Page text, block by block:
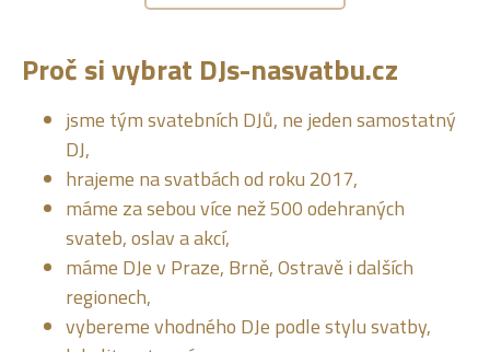
Proč si vybrat DJs-nasvatbu.cz
jsme tým svatebních DJů, ne jeden samostatný
DJ,
hrajeme na svatbách od roku 2017,
máme za sebou více než 500 odehraných
svateb, oslav a akcí,
máme DJe v Praze, Brně, Ostravě i dalších
regionech,
vybereme vhodného DJe podle stylu svatby,